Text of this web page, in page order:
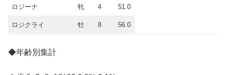
ロジーナ 牝 4 51.0
ロジクライ 牡 8 56.0
◆年齢別集計